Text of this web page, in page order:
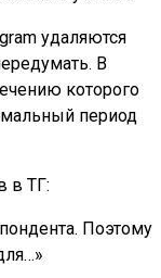
удаляются
В
которого
период
в ТГ:
Поэтому